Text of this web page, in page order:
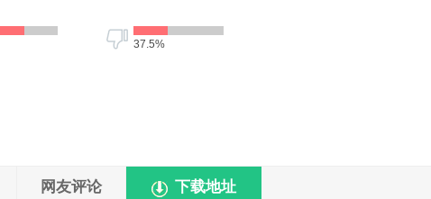
37.5%
网友评论 下载地址